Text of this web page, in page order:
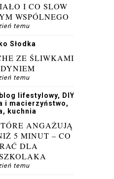
I CO SLOW
WSPÓLNEGO
temu
Słodka
ZE ŚLIWKAMI
temu
lifestylowy, DIY,
i macierzyństwo,
kuchnia
ANGAŻUJĄ
5 MINUT – CO
DLA
temu